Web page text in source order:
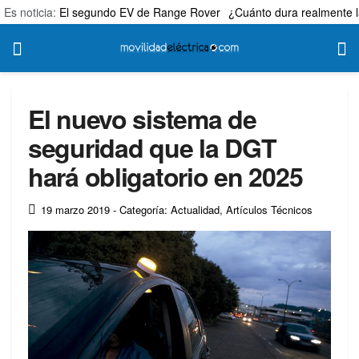
Es noticia: El segundo EV de Range Rover ¿Cuánto dura realmente
El nuevo sistema de
seguridad que la DGT
hará obligatorio en 2025
19 marzo 2019 - Categoría: Actualidad, Artículos Técnicos